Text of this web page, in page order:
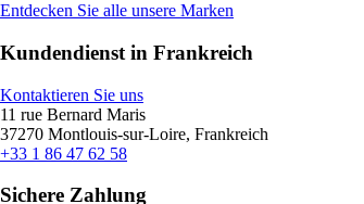
Entdecken Sie alle unsere Marken
Kundendienst in Frankreich
Kontaktieren Sie uns
11 rue Bernard Maris
37270 Montlouis-sur-Loire, Frankreich
+33 1 86 47 62 58
Sichere Zahlung